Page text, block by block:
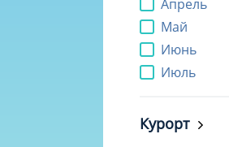
Апрель
Май
Июнь
Июль
Курорт